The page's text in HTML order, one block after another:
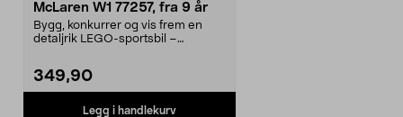
McLaren W1 77257, fra 9 år
Bygg, konkurrer og vis frem en
detaljrik LEGO-sportsbil –
349,90
Legg i handlekurv